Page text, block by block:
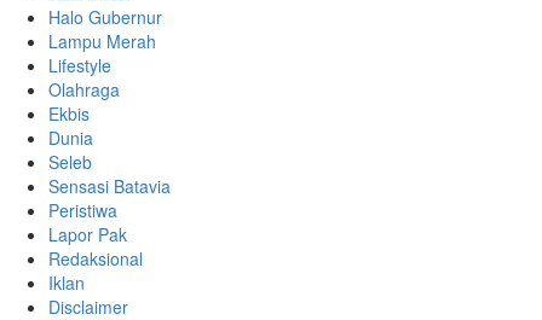
Halo Gubernur
Lampu Merah
Lifestyle
Olahraga
Ekbis
Dunia
Seleb
Sensasi Batavia
Peristiwa
Lapor Pak
Redaksional
Iklan
Disclaimer